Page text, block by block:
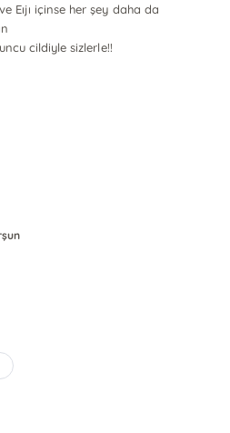
Eıjı içinse her şey daha da
cildiyle sizlerle!!